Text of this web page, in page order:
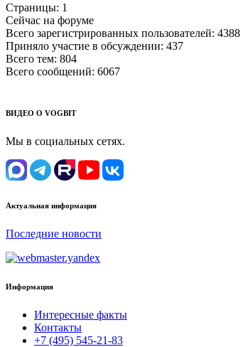
Страницы: 1
Сейчас на форуме
Всего зарегистрированных пользователей: 4388
Приняло участие в обсуждении: 437
Всего тем: 804
Всего сообщений: 6067
ВИДЕО О VOGBIT
Мы в социальных сетях.
Актуальная информация
Последние новости
Информация
Интересные факты
Контакты
+7 (495) 545-21-83